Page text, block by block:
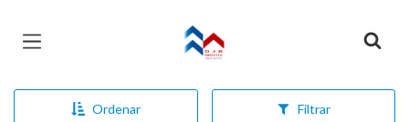
Página inicial
Ordenar Filtrar